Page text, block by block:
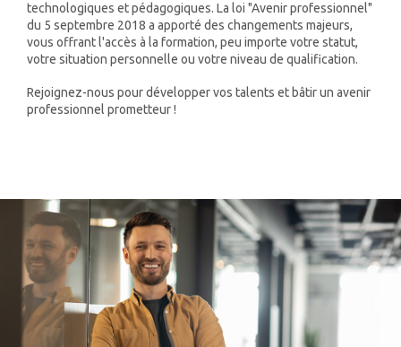
technologiques et pédagogiques. La loi "Avenir professionnel"
du 5 septembre 2018 a apporté des changements majeurs,
vous offrant l'accès à la formation, peu importe votre statut,
votre situation personnelle ou votre niveau de qualification.
Rejoignez-nous pour développer vos talents et bâtir un avenir
professionnel prometteur !